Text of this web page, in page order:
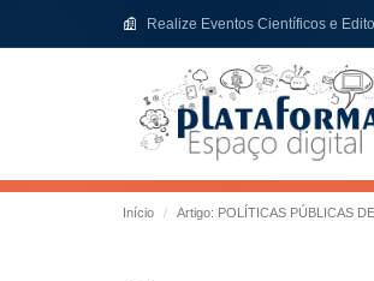
Realize Eventos Científicos e
Início Artigo: POLÍTICAS PÚBLICAS